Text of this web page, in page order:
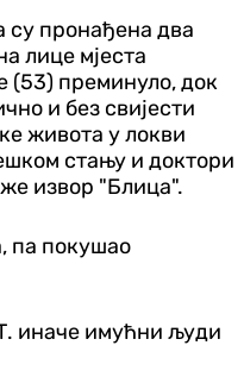
су пронађена два
лице мјеста
(53) преминуло, док
и без свијести
живота у локви
стању и доктори
извор "Блица".
па покушао
иначе имућни људи